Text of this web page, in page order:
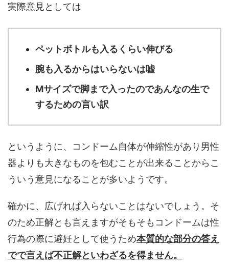
実際意見としては
ペットボトルも入るくらい伸びる
腕も入るからはいらないは嘘
Mサイズで脚まで入ったのであんなの生で
するための言い訳
というように、コンドーム自体が伸縮性があり男性
器よりも大きなものを包むことが出来ることからこ
ういう意見になることが多いようです。
確かに、広げれば入らないことはないでしょう。そ
のため正解とも言えますがそもそもコンドームは性
行為の際に避妊として使うため本質的な部分の答え
でで言えば不正解といわざるを得ません。